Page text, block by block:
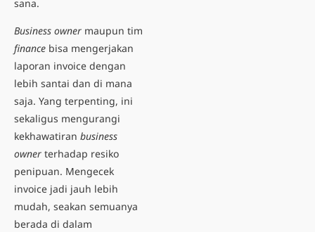
sana.
Business owner maupun tim
finance bisa mengerjakan
laporan invoice dengan
lebih santai dan di mana
saja. Yang terpenting, ini
sekaligus mengurangi
kekhawatiran business
owner terhadap resiko
penipuan. Mengecek
invoice jadi jauh lebih
mudah, seakan semuanya
berada di dalam